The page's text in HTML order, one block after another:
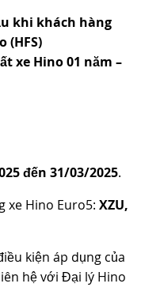
khi khách hàng
(HFS)
xe Hino01 năm –
đến 31/03/2025.
xe Hino Euro5: XZU,
kiện áp dụng của
hệ với Đại lý Hino